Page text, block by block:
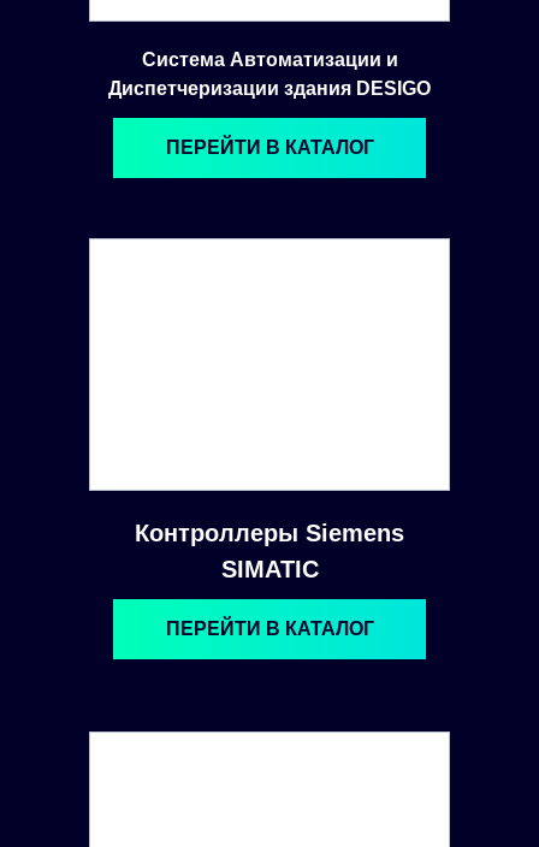
Система Автоматизации и
Диспетчеризации здания DESIGO
Контроллеры Siemens
SIMATIC
ПЕРЕЙТИ В КАТАЛОГ
ПЕРЕЙТИ В КАТАЛОГ